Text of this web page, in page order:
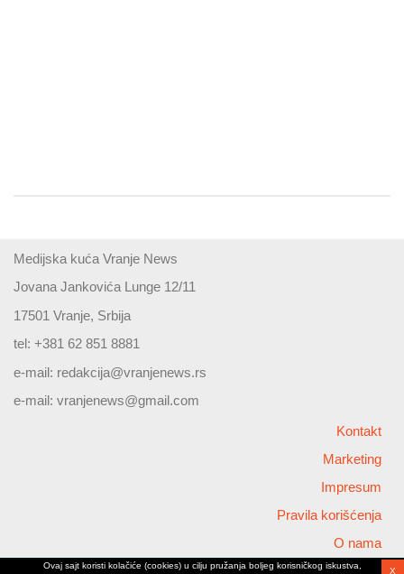
Medijska kuća Vranje News
Jovana Jankovića Lunge 12/11
17501 Vranje, Srbija
tel: +381 62 851 8881
e-mail: redakcija@vranjenews.rs
e-mail: vranjenews@gmail.com
Kontakt
Marketing
Impresum
Pravila korišćenja
O nama
Ovaj sajt koristi kolačiće (cookies) u cilju pružanja boljeg korisničkog iskustva,
X